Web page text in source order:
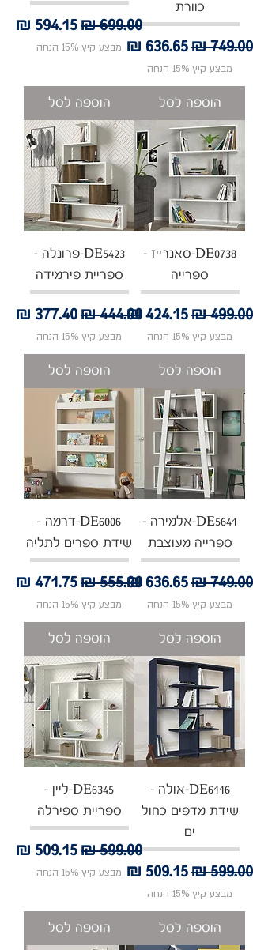
כוורת
מחיר רגילמחיר מבצע
מבצע קיץ 15% הנחה
הוספה לסל
מחיר רגילמחיר
מבצע קיץ 15% הנחה
הוספה לסל
DE0738-סאנרייז -
ספרייה
מחיר רגילמחיר מבצע
מבצע קיץ 15% הנחה
הוספה לסל
DE5423-פרונלה -
ספריית פירמידה
מחיר רגילמחיר
מבצע קיץ 15% הנחה
הוספה לסל
DE5641-אלמירה -
ספרייה מעוצבת
מחיר רגילמחיר מבצע
מבצע קיץ 15% הנחה
הוספה לסל
DE6006-דרמה -
שידת ספרים לתליה
מחיר רגילמחיר
מבצע קיץ 15% הנחה
הוספה לסל
DE6116-אולה -
שידת מדפים כחול
ים
מחיר רגילמחיר מבצע
מבצע קיץ 15% הנחה
הוספה לסל
DE6345-ליין -
ספריית ספירלה
מחיר רגילמחיר
מבצע קיץ 15% הנחה
הוספה לסל